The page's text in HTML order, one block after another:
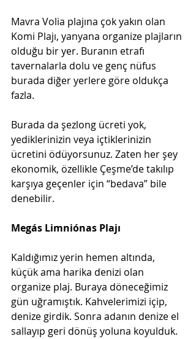
Mavra Volia plajına çok yakın olan
Komi Plajı, yanyana organize plajların
olduğu bir yer. Buranın etrafı
tavernalarla dolu ve genç nüfus
burada diğer yerlere göre oldukça
fazla.
Burada da şezlong ücreti yok,
yediklerinizin veya içtiklerinizin
ücretini ödüyorsunuz. Zaten her şey
ekonomik, özellikle Çeşme’de takılıp
karşıya geçenler için “bedava” bile
denebilir.
Megás Limniónas Plajı
Kaldığımız yerin hemen altında,
küçük ama harika denizi olan
organize plaj. Buraya döneceğimiz
gün uğramıştık. Kahvelerimizi içip,
denize girdik. Sonra adanın denize el
sallayıp geri dönüş yoluna koyulduk.